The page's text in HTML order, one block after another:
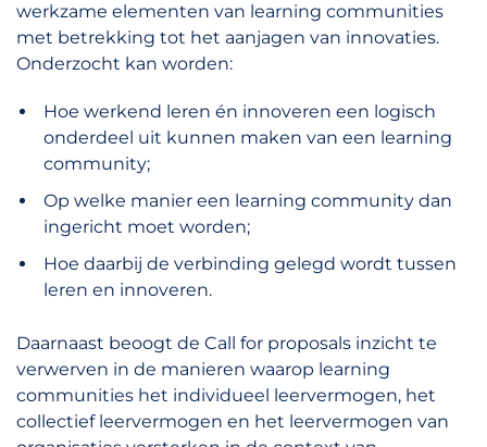
werkzame elementen van learning communities
met betrekking tot het aanjagen van innovaties.
Onderzocht kan worden:
Hoe werkend leren én innoveren een logisch
onderdeel uit kunnen maken van een learning
community;
Op welke manier een learning community dan
ingericht moet worden;
Hoe daarbij de verbinding gelegd wordt tussen
leren en innoveren.
Daarnaast beoogt de Call for proposals inzicht te
verwerven in de manieren waarop learning
communities het individueel leervermogen, het
collectief leervermogen en het leervermogen van